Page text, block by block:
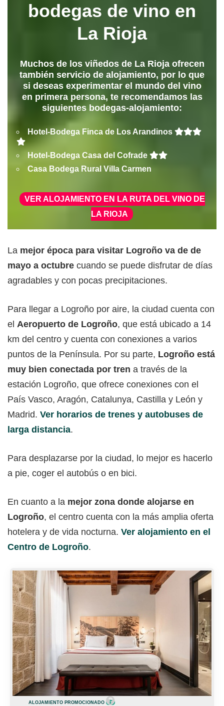
bodegas de vino en
La Rioja
Muchos de los viñedos de La Rioja ofrecen
también servicio de alojamiento, por lo que
si deseas experimentar el mundo del vino
en primera persona, te recomendamos las
siguientes bodegas-alojamiento:
Hotel-Bodega Finca de Los Arandinos
Hotel-Bodega Casa del Cofrade
Casa Bodega Rural Villa Carmen
VER ALOJAMIENTO EN LA RUTA DEL VINO DE
LA RIOJA
La mejor época para visitar Logroño va de de
mayo a octubre cuando se puede disfrutar de días
agradables y con pocas precipitaciones.
Para llegar a Logroño por aire, la ciudad cuenta con
el Aeropuerto de Logroño, que está ubicado a 14
km del centro y cuenta con conexiones a varios
puntos de la Península. Por su parte, Logroño está
muy bien conectada por tren a través de la
estación Logroño, que ofrece conexiones con el
País Vasco, Aragón, Catalunya, Castilla y León y
Madrid. Ver horarios de trenes y autobuses de
larga distancia.
Para desplazarse por la ciudad, lo mejor es hacerlo
a pie, coger el autobús o en bici.
En cuanto a la mejor zona donde alojarse en
Logroño, el centro cuenta con la más amplia oferta
hotelera y de vida nocturna. Ver alojamiento en el
Centro de Logroño.
ALOJAMIENTO PROMOCIONADO